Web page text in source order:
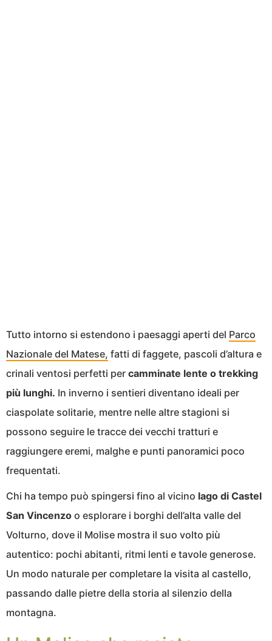
Tutto intorno si estendono i paesaggi aperti del Parco
Nazionale del Matese, fatti di faggete, pascoli d’altura e
crinali ventosi perfetti per camminate lente o trekking
più lunghi. In inverno i sentieri diventano ideali per
ciaspolate solitarie, mentre nelle altre stagioni si
possono seguire le tracce dei vecchi tratturi e
raggiungere eremi, malghe e punti panoramici poco
frequentati.
Chi ha tempo può spingersi fino al vicino lago di Castel
San Vincenzo o esplorare i borghi dell’alta valle del
Volturno, dove il Molise mostra il suo volto più
autentico: pochi abitanti, ritmi lenti e tavole generose.
Un modo naturale per completare la visita al castello,
passando dalle pietre della storia al silenzio della
montagna.